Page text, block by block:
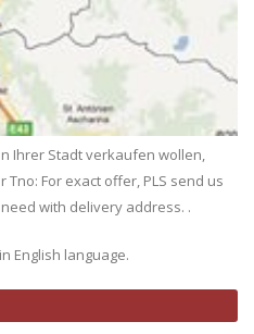
Ihrer Stadt verkaufen wollen,
For exact offer, PLS send us
with delivery address. .
English language.